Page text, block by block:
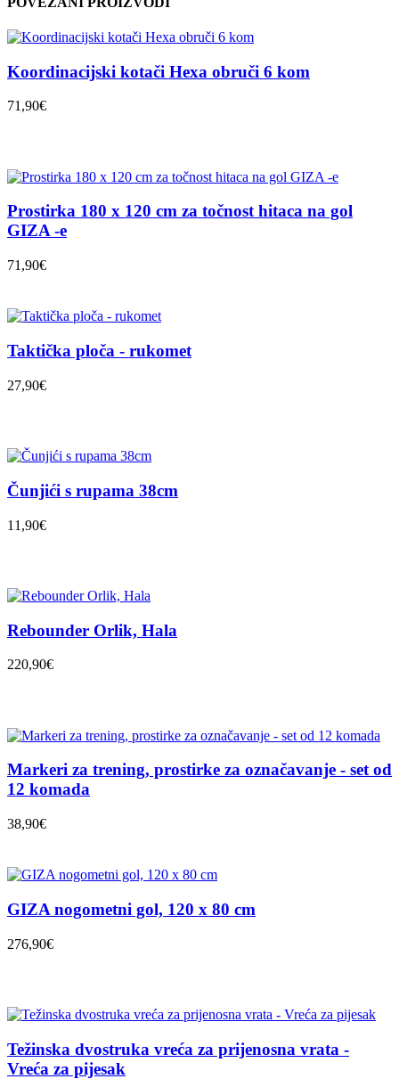
Koordinacijski kotači Hexa obruči 6 kom
71,90€
Prostirka 180 x 120 cm za točnost hitaca na gol
GIZA -e
71,90€
Taktička ploča - rukomet
27,90€
Čunjići s rupama 38cm
11,90€
Rebounder Orlik, Hala
220,90€
Markeri za trening, prostirke za označavanje - set od
12 komada
38,90€
GIZA nogometni gol, 120 x 80 cm
276,90€
Težinska dvostruka vreća za prijenosna vrata -
Vreća za pijesak